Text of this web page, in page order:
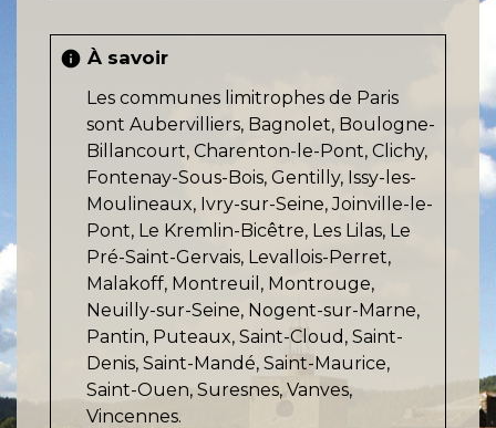
info À savoir
Les communes limitrophes de Paris
sont Aubervilliers, Bagnolet, Boulogne-
Billancourt, Charenton-le-Pont, Clichy,
Fontenay-Sous-Bois, Gentilly, Issy-les-
Moulineaux, Ivry-sur-Seine, Joinville-le-
Pont, Le Kremlin-Bicêtre, Les Lilas, Le
Pré-Saint-Gervais, Levallois-Perret,
Malakoff, Montreuil, Montrouge,
Neuilly-sur-Seine, Nogent-sur-Marne,
Pantin, Puteaux, Saint-Cloud, Saint-
Denis, Saint-Mandé, Saint-Maurice,
Saint-Ouen, Suresnes, Vanves,
Vincennes.